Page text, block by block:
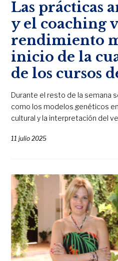
Las prácticas
y el coaching
rendimiento
inicio de la
de los cursos
Durante el resto de la semana
como los modelos genéticos
cultural y la interpretación del
11 julio 2025